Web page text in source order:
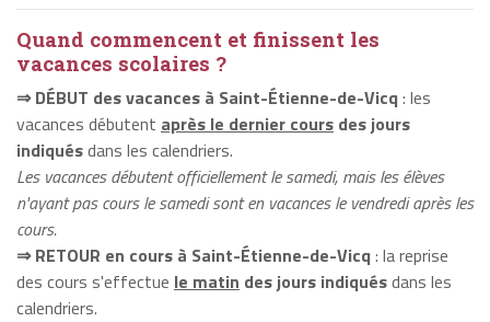
Quand commencent et finissent les
vacances scolaires ?
⇒ DÉBUT des vacances à Saint-Étienne-de-Vicq: les
vacances débutent après le dernier cours des jours
indiquésdans les calendriers.
Les vacances débutent officiellement le samedi, mais les élèves
n'ayant pas cours le samedi sont en vacances le vendredi après les
cours.
⇒ RETOUR en cours à Saint-Étienne-de-Vicq: la reprise
des cours s'effectue le matin des jours indiquésdans les
calendriers.